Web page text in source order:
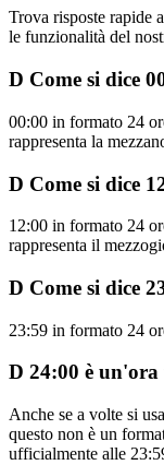
Trova risposte rapide
le funzionalità del
D Come si dice
00:00 in formato 24
rappresenta la
D Come si dice
12:00 in formato 24
rappresenta il
D Come si dice
23:59 in formato 24
D 24:00 è
Anche se a volte si
questo non è un
ufficialmente alle